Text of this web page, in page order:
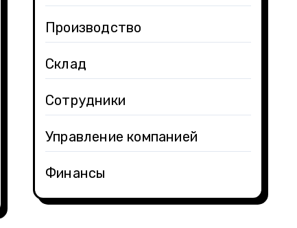
Производство
Склад
Сотрудники
Управление компанией
Финансы